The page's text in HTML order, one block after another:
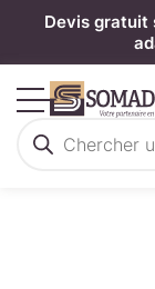
Devis gratuit
de
Panneau de